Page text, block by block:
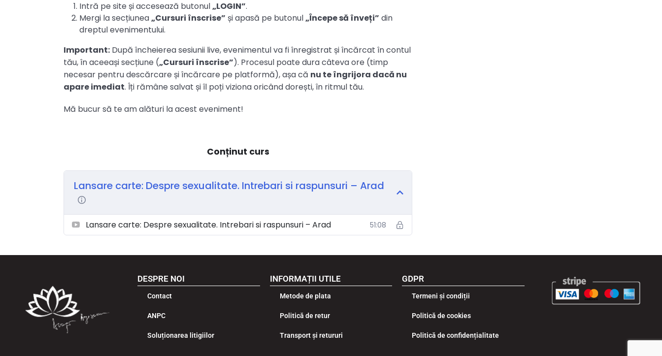
Intră pe site și accesează butonul„LOGIN”.
Mergi la secțiunea„Cursuri înscrise” și apasă pe butonul„Începe să înveți” din
dreptul evenimentului.
Important: După încheierea sesiunii live, evenimentul va fi înregistrat și încărcat în contul
tău, în aceeași secțiune („Cursuri înscrise”). Procesul poate dura câteva ore (timp
necesar pentru descărcare și încărcare pe platformă), așa că nu te îngrijora dacă nu
apare imediat. Îți rămâne salvat și îl poți viziona oricând dorești, în ritmul tău.
Mă bucur să te am alături la acest eveniment!
Conținut curs
Lansare carte: Despre sexualitate. Intrebari si raspunsuri – Arad
Lansare carte: Despre sexualitate. Intrebari si raspunsuri – Arad 51:08
DESPRE NOI
Contact
ANPC
Soluționarea litigiilor
INFORMAȚII UTILE
Metode de plata
Politică de retur
Transport și retururi
GDPR
Termeni și condiții
Politică de cookies
Politică de confidențialitate